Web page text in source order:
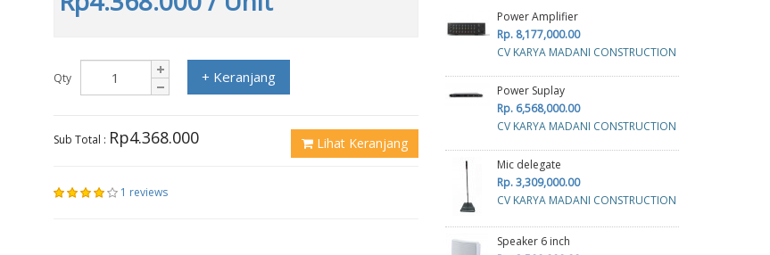
Qty + Keranjang
Sub Total : Rp4.368.000 Lihat Keranjang
1 reviews
Power Amplifier
Rp. 8,177,000.00
CV KARYA MADANI CONSTRUCTION
Power Suplay
Rp. 6,568,000.00
CV KARYA MADANI CONSTRUCTION
Mic delegate
Rp. 3,309,000.00
CV KARYA MADANI CONSTRUCTION
Speaker 6 inch